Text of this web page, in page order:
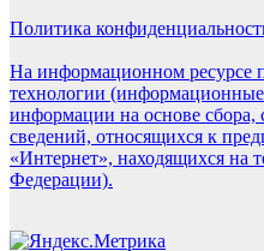
Политика
На информационном ресурсе
технологии
информации на основе сбора,
сведений, относящихся к
«Интернет», находящихся на
Федерации).